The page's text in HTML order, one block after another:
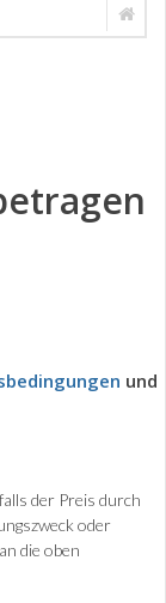
und
der Preis durch
oder
die oben